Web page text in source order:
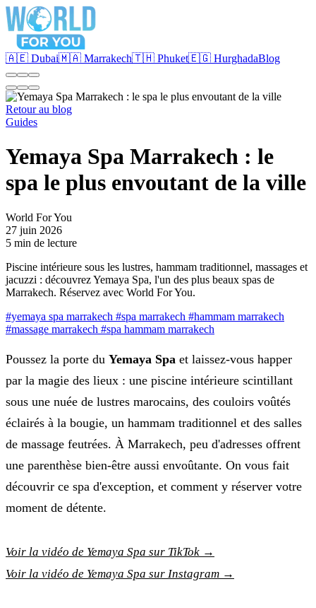
🇦🇪 Dubai🇲🇦 Marrakech🇹🇭 Phuket🇪🇬 HurghadaBlog
Retour au blog
Guides
Yemaya Spa Marrakech : le
spa le plus envoutant de la ville
World For You
27 juin 2026
5 min de lecture
Piscine intérieure sous les lustres, hammam traditionnel, massages et
jacuzzi : découvrez Yemaya Spa, l'un des plus beaux spas de
Marrakech. Réservez avec World For You.
#yemaya spa marrakech #spa marrakech #hammam marrakech
#massage marrakech #spa hammam marrakech
Poussez la porte du Yemaya Spa et laissez-vous happer
par la magie des lieux : une piscine intérieure scintillant
sous une nuée de lustres marocains, des couloirs voûtés
éclairés à la bougie, un hammam traditionnel et des salles
de massage feutrées. À Marrakech, peu d'adresses offrent
une parenthèse bien-être aussi envoûtante. On vous fait
découvrir ce spa d'exception, et comment y réserver votre
moment de détente.
Voir la vidéo de Yemaya Spa sur TikTok →
Voir la vidéo de Yemaya Spa sur Instagram →